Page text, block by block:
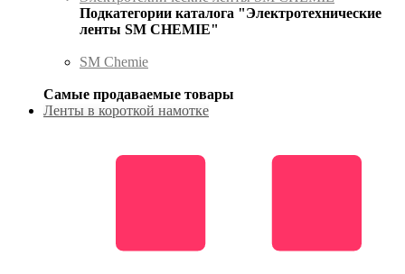
Подкатегории каталога "Электротехнические
ленты SM CHEMIE"
SM Chemie
Самые продаваемые товары
Ленты в короткой намотке